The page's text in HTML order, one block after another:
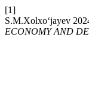
[1]
S.M.Xolxo‘jayev
ECONOMY AND